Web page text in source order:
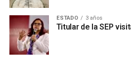
ESTADO 3 años
Titular de la SEP